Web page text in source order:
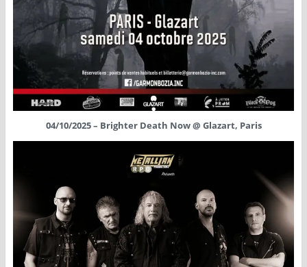
04/10/2025 – Brighter Death Now @ Glazart, Paris